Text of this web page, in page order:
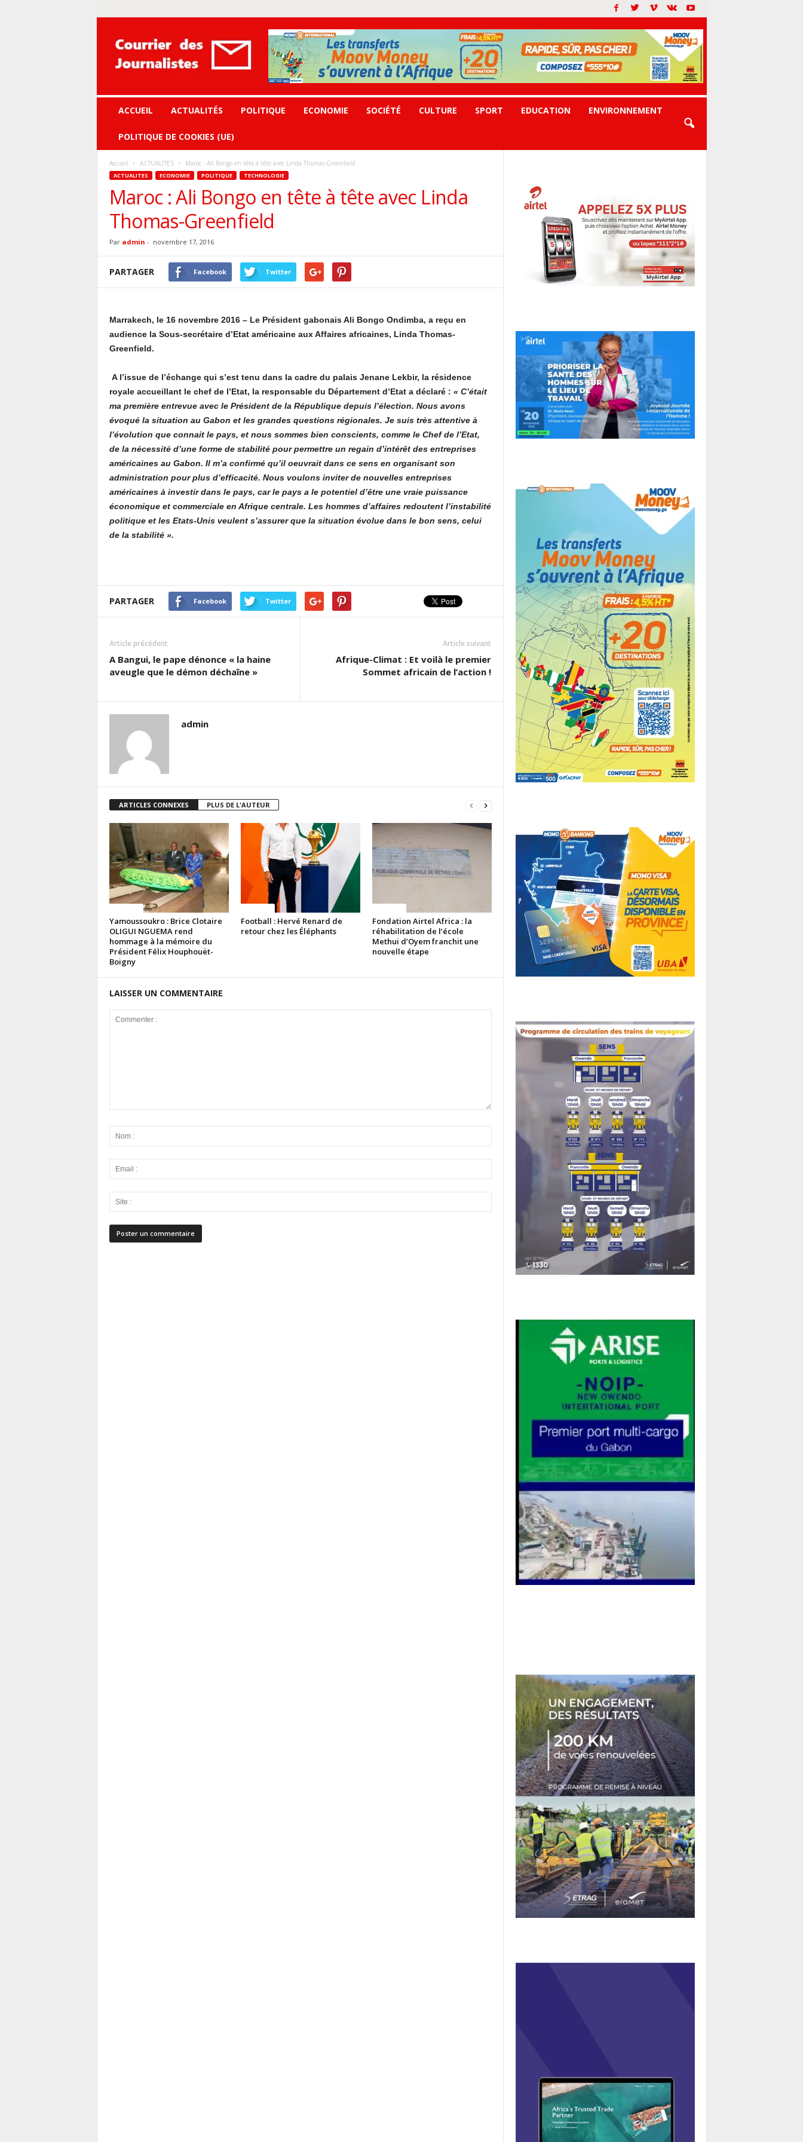
journalistes
ACCUEIL ACTUALITÉS POLITIQUE ECONOMIE SOCIÉTÉ CULTURE SPORT EDUCATION ENVIRONNEMENT
POLITIQUE DE COOKIES (UE)
Accueil ACTUALITES Maroc : Ali Bongo en tête à tête avec Linda Thomas-Greenfield
ACTUALITES ECONOMIE POLITIQUE TECHNOLOGIE
Maroc : Ali Bongo en tête à tête avec Linda
Thomas-Greenfield
Par admin - novembre 17, 2016
PARTAGER Facebook Twitter
Marrakech, le 16 novembre 2016 – Le Président gabonais Ali Bongo Ondimba, a reçu en
audience la Sous-secrétaire d’Etat américaine aux Affaires africaines, Linda Thomas-
Greenfield.
A l’issue de l’échange qui s’est tenu dans la cadre du palais Jenane Lekbir, la résidence
royale accueillant le chef de l’Etat, la responsable du Département d’Etat a déclaré : « C’était
ma première entrevue avec le Président de la République depuis l’élection. Nous avons
évoqué la situation au Gabon et les grandes questions régionales. Je suis très attentive à
l’évolution que connait le pays, et nous sommes bien conscients, comme le Chef de l’Etat,
de la nécessité d’une forme de stabilité pour permettre un regain d’intérêt des entreprises
américaines au Gabon. Il m’a confirmé qu’il oeuvrait dans ce sens en organisant son
administration pour plus d’efficacité. Nous voulons inviter de nouvelles entreprises
américaines à investir dans le pays, car le pays a le potentiel d’être une vraie puissance
économique et commerciale en Afrique centrale. Les hommes d’affaires redoutent l’instabilité
politique et les Etats-Unis veulent s’assurer que la situation évolue dans le bon sens, celui
de la stabilité ».
PARTAGER Facebook Twitter
Article précédent
A Bangui, le pape dénonce « la haine
aveugle que le démon déchaîne »
Article suivant
Afrique-Climat : Et voilà le premier
Sommet africain de l’action !
admin
ARTICLES CONNEXES PLUS DE L'AUTEUR
Yamoussoukro : Brice Clotaire
OLIGUI NGUEMA rend
hommage à la mémoire du
Président Félix Houphouët-
Boigny
Football : Hervé Renard de
retour chez les Éléphants
Fondation Airtel Africa : la
réhabilitation de l’école
Methui d’Oyem franchit une
nouvelle étape
LAISSER UN COMMENTAIRE